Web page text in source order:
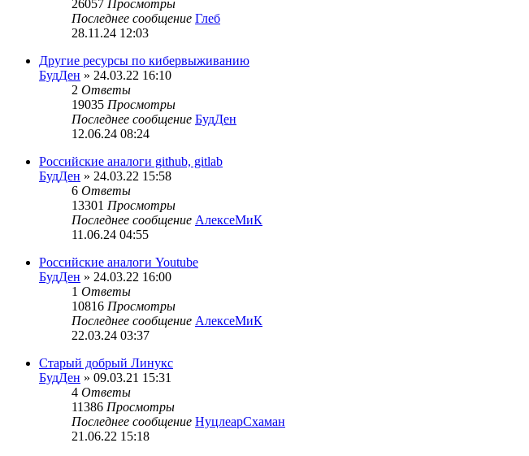
26057 Просмотры
Последнее сообщение Глеб
28.11.24 12:03
Другие ресурсы по кибервыживанию
БудДен » 24.03.22 16:10
2 Ответы
19035 Просмотры
Последнее сообщение БудДен
12.06.24 08:24
Российские аналоги github, gitlab
БудДен » 24.03.22 15:58
6 Ответы
13301 Просмотры
Последнее сообщение АлексеМиК
11.06.24 04:55
Российские аналоги Youtube
БудДен » 24.03.22 16:00
1 Ответы
10816 Просмотры
Последнее сообщение АлексеМиК
22.03.24 03:37
Старый добрый Линукс
БудДен » 09.03.21 15:31
4 Ответы
11386 Просмотры
Последнее сообщение НуцлеарСхаман
21.06.22 15:18